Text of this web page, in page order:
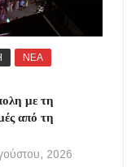
ΝΕΑ
με τη
από τη
2026